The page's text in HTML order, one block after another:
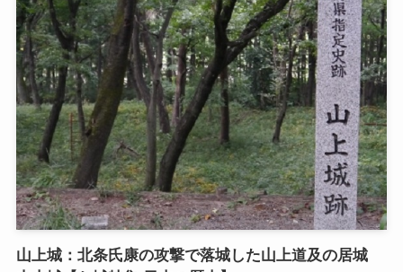
山上城：北条氏康の攻撃で落城した山上道及の居城